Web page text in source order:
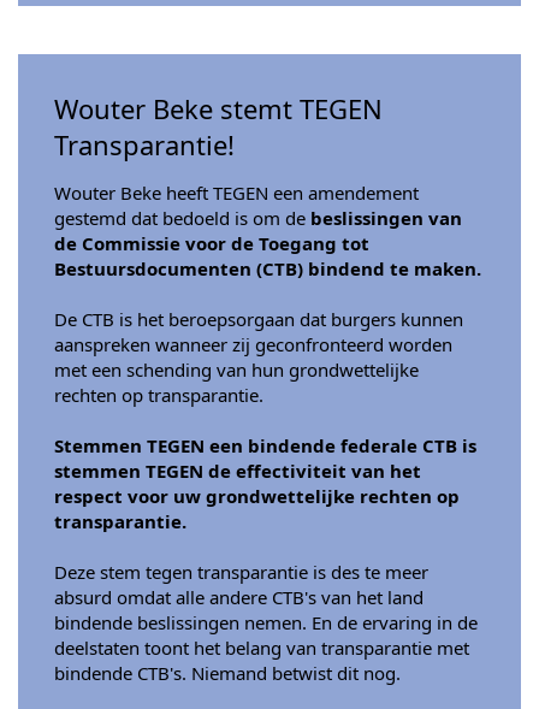
Wouter Beke stemt TEGEN
Transparantie!
Wouter Beke heeft TEGEN een amendement
gestemd dat bedoeld is om de beslissingen van
de Commissie voor de Toegang tot
Bestuursdocumenten (CTB) bindend te maken.
De CTB is het beroepsorgaan dat burgers kunnen
aanspreken wanneer zij geconfronteerd worden
met een schending van hun grondwettelijke
rechten op transparantie.
Stemmen TEGEN een bindende federale CTB is
stemmen TEGEN de effectiviteit van het
respect voor uw grondwettelijke rechten op
transparantie.
Deze stem tegen transparantie is des te meer
absurd omdat alle andere CTB's van het land
bindende beslissingen nemen. En de ervaring in de
deelstaten toont het belang van transparantie met
bindende CTB's. Niemand betwist dit nog.